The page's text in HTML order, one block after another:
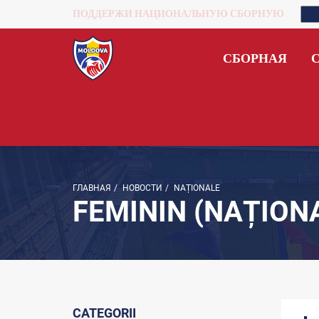
ПОДДЕРЖИ НАЦИОНАЛЬНУЮ СБОРНУЮ
СБОРНАЯ
ГЛАВНАЯ / НОВОСТИ / NAȚIONALE
FEMININ
CATEGORII